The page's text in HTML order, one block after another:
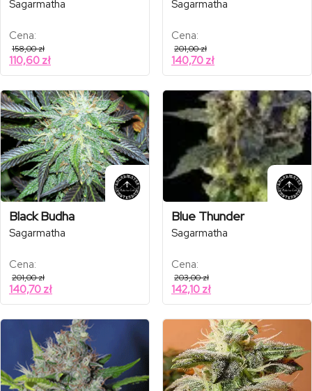
Sagarmatha
Cena:
158,00zł
110,60 zł
Sagarmatha
Cena:
201,00zł
140,70 zł
Black Budha
Sagarmatha
Cena:
201,00zł
140,70 zł
Blue Thunder
Sagarmatha
Cena:
203,00zł
142,10 zł